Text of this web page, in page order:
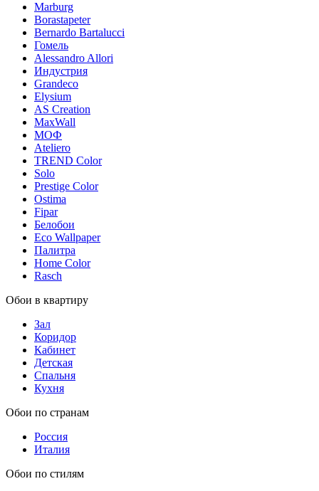
Marburg
Borastapeter
Bernardo Bartalucci
Гомель
Alessandro Allori
Индустрия
Grandeco
Elysium
AS Creation
MaxWall
МОФ
Ateliero
TREND Color
Solo
Prestige Color
Ostima
Fipar
Белобои
Eco Wallpaper
Палитра
Home Color
Rasch
Обои в квартиру
Зал
Коридор
Кабинет
Детская
Спальня
Кухня
Обои по странам
Россия
Италия
Обои по стилям